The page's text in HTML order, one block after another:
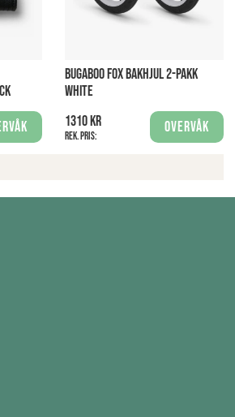
BUGABOO FOX BAKHJUL 2-PAKK
WHITE
1310 kr
Rek. pris:
Overvåk